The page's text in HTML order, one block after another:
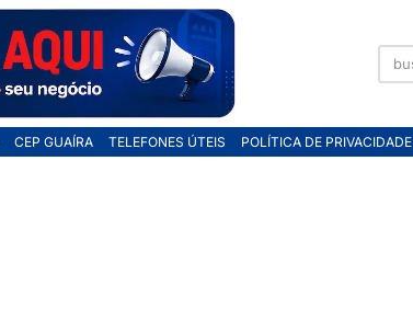
CEP GUAÍRA TELEFONES ÚTEIS POLÍTICA DE PRIVACIDADE